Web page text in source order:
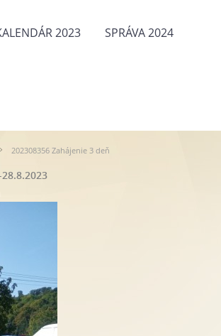
2023 SPRÁVA 2024
202308356 Zahájenie 3 deň